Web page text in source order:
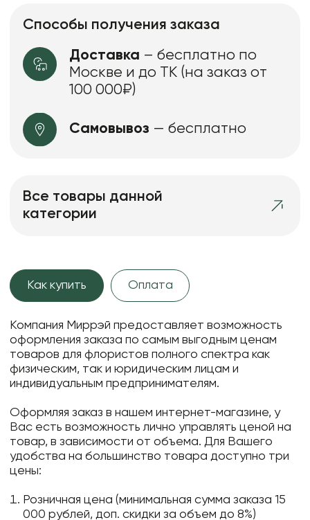
Способы получения заказа
Доставка – бесплатно по
Москве и до ТК (на заказ от
100 000₽)
Самовывоз — бесплатно
Все товары данной
категории
Как купить Оплата
Компания Миррэй предоставляет возможность
оформления заказа по самым выгодным ценам
товаров для флористов полного спектра как
физическим, так и юридическим лицам и
индивидуальным предпринимателям.
Оформляя заказ в нашем интернет-магазине, у
Вас есть возможность лично управлять ценой на
товар, в зависимости от объема. Для Вашего
удобства на большинство товара доступно три
цены:
Розничная цена (минимальная сумма заказа 15
000 рублей, доп. скидки за объем до 8%)